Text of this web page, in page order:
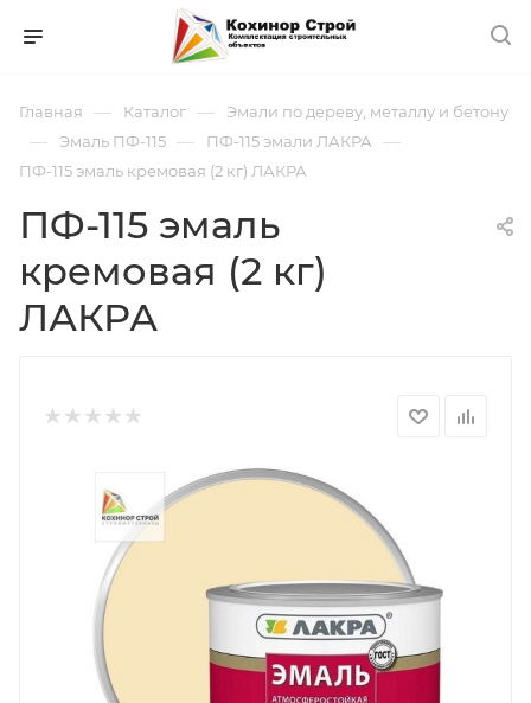
Главная — Каталог — Эмали по дереву, металлу и бетону
— Эмаль ПФ-115 — ПФ-115 эмали ЛАКРА —
ПФ-115 эмаль кремовая (2 кг) ЛАКРА
ПФ-115 эмаль
кремовая (2 кг)
ЛАКРА